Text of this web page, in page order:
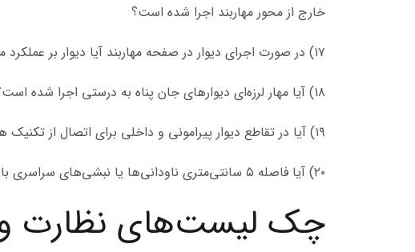
خارج از محور مهاربند اجرا شده است؟
۱۷) در صورت اجرای دیوار در صفحه مهاربند آیا دیوار بر عملکرد مهاربند تأثیر نمی‌گذارد؟ (همانند دیوار کناف)
۱۸) آیا مهار لرزه‌ای دیوار‌های جان پناه به درستی اجرا شده است؟
۱۹) آیا در تقاطع دیوار پیرامونی و داخلی برای اتصال از تکنیک هشت گیر استفاده شده است؟
۲۰) آیا فاصله ۵ سانتی‌متری ناودانی‌ها یا نبشی‌های سراسری با المان‌های سازه‌ای رعایت شده است؟
چک لیست‌های نظارت